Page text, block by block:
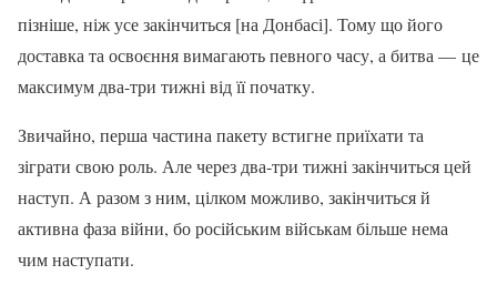
пізніше, ніж усе закінчиться [на Донбасі]. Тому що його
доставка та освоєння вимагають певного часу, а битва — це
максимум два-три тижні від її початку.
Звичайно, перша частина пакету встигне приїхати та
зіграти свою роль. Але через два-три тижні закінчиться цей
наступ. А разом з ним, цілком можливо, закінчиться й
активна фаза війни, бо російським військам більше нема
чим наступати.